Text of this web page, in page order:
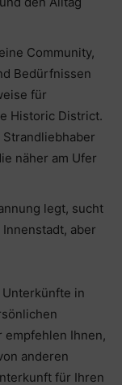
Community,
Bedürfnissen
für
Historic District.
näher am Ufer
legt, sucht
aber
in
empfehlen Ihnen,
anderen
für Ihren